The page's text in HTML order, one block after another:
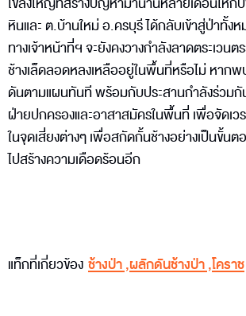
หินและ ต.บ้านใหม่ อ.ครบุรี ได้กลับเข้าสู่ป่าทั้ง
ทางเจ้าหน้าที่ฯ จะยังคงวางกำลังลาดตระเวน
ช้างเล็ดลอดหลงเหลืออยู่ในพื้นที่หรือไม่ หากพ
ดันตามแผนทันที พร้อมกับประสานกำลังร่วมกั
ฝ่ายปกครองและอาสาสมัครในพื้นที่ เพื่อจัดเว
ในจุดเสี่ยงต่างๆ เพื่อสกัดกั้นช้างอย่างเป็นขั้น
ไปสร้างความเดือดร้อนอีก
แท็กที่เกี่ยวข้อง ช้างป่า,ผลักดันช้างป่า,โคราช